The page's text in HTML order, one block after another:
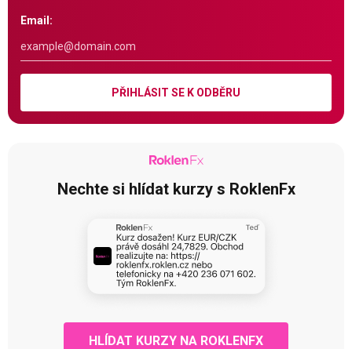
Email:
PŘIHLÁSIT SE K ODBĚRU
Nechte si hlídat kurzy s RoklenFx
HLÍDAT KURZY NA ROKLENFX